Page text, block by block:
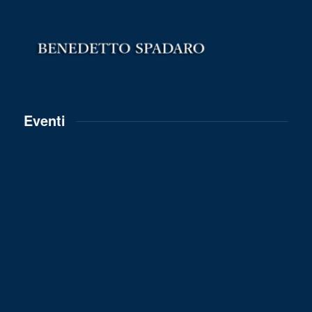
Eventi